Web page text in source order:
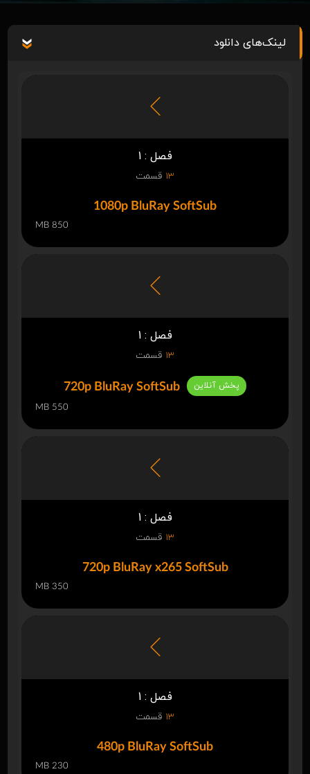
لینک‌های دانلود
فصل : 1
13 قسمت
1080p BluRay SoftSub
850 MB
فصل : 1
13 قسمت
720p BluRay SoftSub پخش آنلاین
550 MB
فصل : 1
13 قسمت
720p BluRay x265 SoftSub
350 MB
فصل : 1
13 قسمت
480p BluRay SoftSub
230 MB